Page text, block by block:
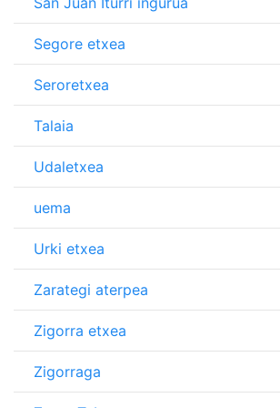
Segore etxea
Seroretxea
Talaia
Udaletxea
uema
Urki etxea
Zarategi aterpea
Zigorra etxea
Zigorraga